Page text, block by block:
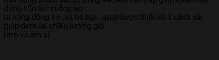
động liên tục không sợ
bị nóng động cơ ,và bó bạt , quạt được thiết kế 3 cánh sải
giúp đem lại nhiều lượng gió
hơn và êm ái